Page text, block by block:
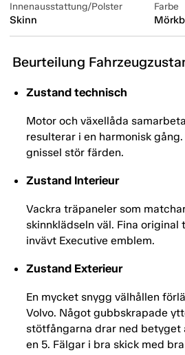
Innenausstattung/Polster
Skinn
Farbe
Beurteilung
Zustand technisch
Motor och växellåda
resulterar i en harmonisk
gnissel stör färden.
Zustand Interieur
Vackra träpaneler som
skinnklädseln väl. Fina
invävt Executive emblem.
Zustand Exterieur
En mycket snygg välhållen
Volvo. Något gubbskrapade
stötfångarna drar ned betyget
en 5. Fälgar i bra skick med